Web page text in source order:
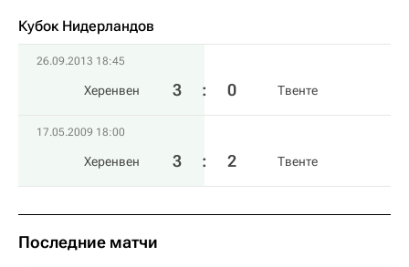
Кубок Нидерландов
26.09.2013 18:45
Херенвен 3 : 0 Твенте
17.05.2009 18:00
Херенвен 3 : 2 Твенте
Последние матчи